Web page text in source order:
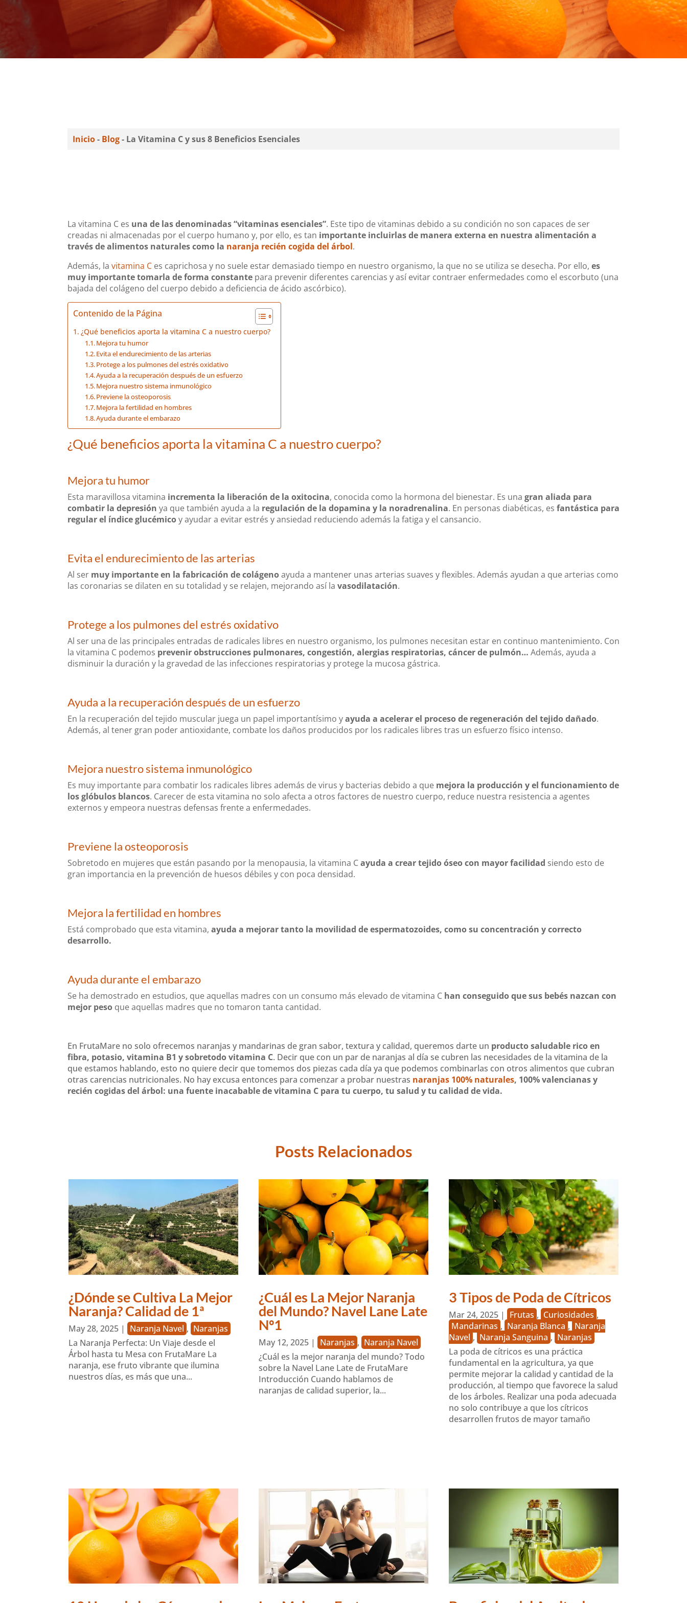
Inicio- Blog- La Vitamina C y sus 8 Beneficios Esenciales
La vitamina C es una de las denominadas “vitaminas esenciales”. Este tipo de vitaminas debido a su condición no son capaces de ser
creadas ni almacenadas por el cuerpo humano y, por ello, es tan importante incluirlas de manera externa en nuestra alimentación a
través de alimentos naturales como la naranja recién cogida del árbol.
Además, la vitamina C es caprichosa y no suele estar demasiado tiempo en nuestro organismo, la que no se utiliza se desecha. Por ello, es
muy importante tomarla de forma constante para prevenir diferentes carencias y así evitar contraer enfermedades como el escorbuto (una
bajada del colágeno del cuerpo debido a deficiencia de ácido ascórbico).
Contenido de la Página
¿Qué beneficios aporta la vitamina C a nuestro cuerpo?
Mejora tu humor
Evita el endurecimiento de las arterias
Protege a los pulmones del estrés oxidativo
Ayuda a la recuperación después de un esfuerzo
Mejora nuestro sistema inmunológico
Previene la osteoporosis
Mejora la fertilidad en hombres
Ayuda durante el embarazo
¿Qué beneficios aporta la vitamina C a nuestro cuerpo?
Mejora tu humor
Esta maravillosa vitamina incrementa la liberación de la oxitocina, conocida como la hormona del bienestar. Es una gran aliada para
combatir la depresión ya que también ayuda a la regulación de la dopamina y la noradrenalina. En personas diabéticas, es fantástica para
regular el índice glucémicoy ayudar a evitar estrés y ansiedad reduciendo además la fatiga y el cansancio.
Evita el endurecimiento de las arterias
Al ser muy importante en la fabricación de colágenoayuda a mantener unas arterias suaves y flexibles. Además ayudan a que arterias como
las coronarias se dilaten en su totalidad y se relajen, mejorando así la vasodilatación.
Protege a los pulmones del estrés oxidativo
Al ser una de las principales entradas de radicales libres en nuestro organismo, los pulmones necesitan estar en continuo mantenimiento. Con
la vitamina C podemos prevenir obstrucciones pulmonares, congestión, alergias respiratorias, cáncer de pulmón… Además, ayuda a
disminuir la duración y la gravedad de las infecciones respiratorias y protege la mucosa gástrica.
Ayuda a la recuperación después de un esfuerzo
En la recuperación del tejido muscular juega un papel importantísimo yayuda a acelerar el proceso de regeneración del tejido dañado.
Además, al tener gran poder antioxidante, combate los daños producidos por los radicales libres tras un esfuerzo físico intenso.
Mejora nuestro sistema inmunológico
Es muy importante para combatir los radicales libres además de virus y bacterias debido a que mejora la producción y el funcionamiento de
los glóbulos blancos. Carecer de esta vitamina no solo afecta a otros factores de nuestro cuerpo, reduce nuestra resistencia a agentes
externos y empeora nuestras defensas frente a enfermedades.
Previene la osteoporosis
Sobretodo en mujeres que están pasando por la menopausia, la vitamina Cayuda a crear tejido óseo con mayor facilidad siendo esto de
gran importancia en la prevención de huesos débiles y con poca densidad.
Mejora la fertilidad en hombres
Está comprobado que esta vitamina, ayuda a mejorar tanto la movilidad de espermatozoides, como su concentración y correcto
desarrollo.
Ayuda durante el embarazo
Se ha demostrado en estudios, que aquellas madres con un consumo más elevado de vitamina C han conseguido que sus bebés nazcan con
mejor peso que aquellas madres que no tomaron tanta cantidad.
En FrutaMare no solo ofrecemos naranjas y mandarinas de gran sabor, textura y calidad, queremos darte un producto saludable rico en
fibra, potasio, vitamina B1 y sobretodo vitamina C. Decir que con un par de naranjas al día se cubren las necesidades de la vitamina de la
que estamos hablando, esto no quiere decir que tomemos dos piezas cada día ya que podemos combinarlas con otros alimentos que cubran
otras carencias nutricionales. No hay excusa entonces para comenzar a probar nuestras naranjas 100% naturales, 100% valencianas y
recién cogidas del árbol: una fuente inacabable de vitamina C para tu cuerpo, tu salud y tu calidad de vida.
Posts Relacionados
¿Dónde se Cultiva La Mejor
Naranja? Calidad de 1ª
May 28, 2025 | Naranja Navel , Naranjas
La Naranja Perfecta: Un Viaje desde el
Árbol hasta tu Mesa con FrutaMare La
naranja, ese fruto vibrante que ilumina
nuestros días, es más que una...
¿Cuál es La Mejor Naranja
del Mundo? Navel Lane Late
Nº1
May 12, 2025 | Naranjas , Naranja Navel
¿Cuál es la mejor naranja del mundo? Todo
sobre la Navel Lane Late de FrutaMare
Introducción Cuando hablamos de
naranjas de calidad superior, la...
3 Tipos de Poda de Cítricos
Mar 24, 2025| Frutas , Curiosidades ,
Mandarinas , Naranja Blanca , Naranja
Navel , Naranja Sanguina , Naranjas
La poda de cítricos es una práctica
fundamental en la agricultura, ya que
permite mejorar la calidad y cantidad de la
producción, al tiempo que favorece la salud
de los árboles. Realizar una poda adecuada
no solo contribuye a que los cítricos
desarrollen frutos de mayor tamaño